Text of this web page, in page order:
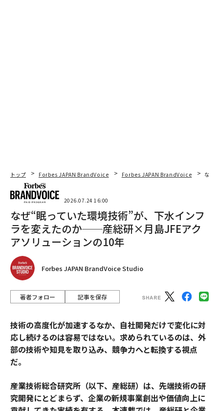
トップ Forbes JAPAN BrandVoice Forbes JAPAN BrandVoice なぜ
2026.07.24 16:00
なぜ“眠っていた環境技術”が、下水インフ
ラを変えたのか──産総研×月島JFEアク
アソリューションの10年
Forbes JAPAN BrandVoice Studio
著者フォロー 記事を保存
技術の高度化が加速するなか、自社開発だけで変化に対
応し続けるのは容易ではない。求められているのは、外
部の技術や知見を取り込み、競争力へと転換する視点
だ。
産業技術総合研究所（以下、産総研）は、先端技術の研
究開発にとどまらず、企業の新規事業創出や価値向上に